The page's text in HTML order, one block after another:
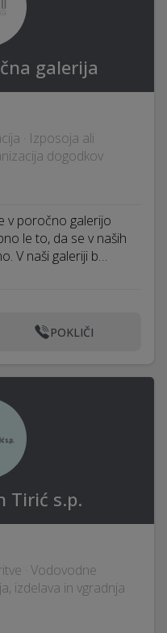
galerija
· Izposoja ali
dogodkov
v poročno galerijo
le to, da se v naših
V naši galeriji b…
POKLIČI
Tirić s.p.
· Vodovodne
izdelava in vgradnja